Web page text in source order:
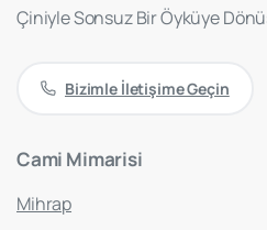
Çiniyle Sonsuz Bir Öyküye
Bizimle İletişime Geçin
Cami Mimarisi
Mihrap